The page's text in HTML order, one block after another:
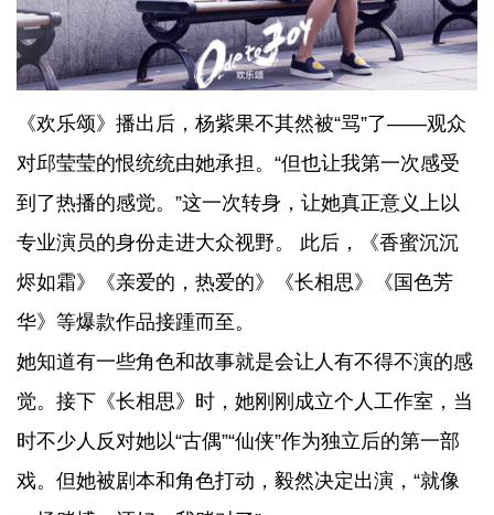
《欢乐颂》播出后，杨紫果不其然被“骂”了——观众
对邱莹莹的恨统统由她承担。“但也让我第一次感受
到了热播的感觉。”这一次转身，让她真正意义上以
专业演员的身份走进大众视野。 此后，《香蜜沉沉
烬如霜》《亲爱的，热爱的》《长相思》《国色芳
华》等爆款作品接踵而至。
她知道有一些角色和故事就是会让人有不得不演的感
觉。接下《长相思》时，她刚刚成立个人工作室，当
时不少人反对她以“古偶”“仙侠”作为独立后的第一部
戏。但她被剧本和角色打动，毅然决定出演，“就像